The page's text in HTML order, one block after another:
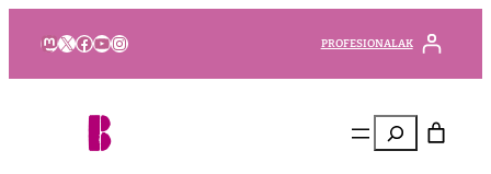
Mastodon
X Facebook
YouTube
Instagram PROFESIONALAK
Bilatu